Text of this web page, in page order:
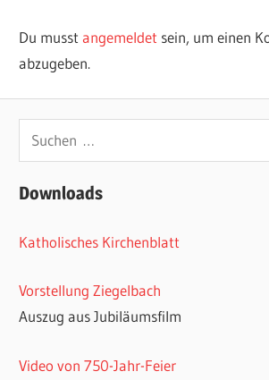
Du musstangemeldet sein, um einen
abzugeben.
Suchen
nach:
Downloads
Katholisches Kirchenblatt
Vorstellung Ziegelbach
Auszug aus Jubiläumsfilm
Video von 750-Jahr-Feier